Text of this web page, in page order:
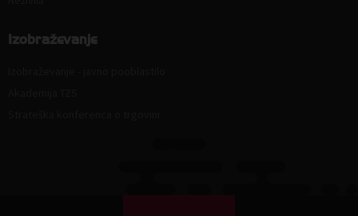
Izobraževanje